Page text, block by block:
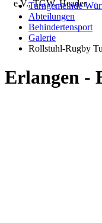
Turngemeinde
Abteilungen
Behindertensport
Galerie
Rollstuhl-Rugby
Erlangen -